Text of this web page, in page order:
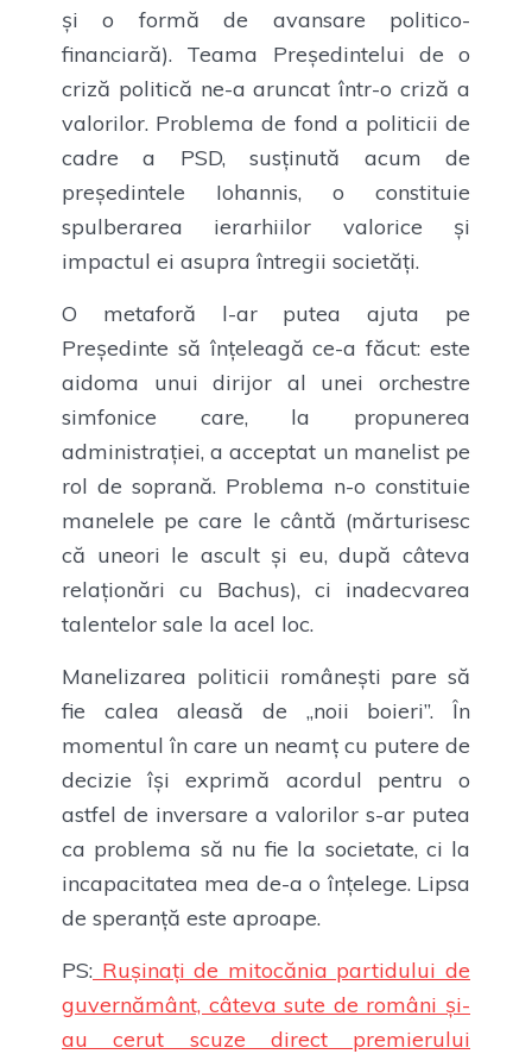
și o formă de avansare politico-
financiară). Teama Președintelui de o
criză politică ne-a aruncat într-o criză a
valorilor. Problema de fond a politicii de
cadre a PSD, susținută acum de
președintele Iohannis, o constituie
spulberarea ierarhiilor valorice și
impactul ei asupra întregii societăți.
O metaforă l-ar putea ajuta pe
Președinte să înțeleagă ce-a făcut: este
aidoma unui dirijor al unei orchestre
simfonice care, la propunerea
administrației, a acceptat un manelist pe
rol de soprană. Problema n-o constituie
manelele pe care le cântă (mărturisesc
că uneori le ascult și eu, după câteva
relaționări cu Bachus), ci inadecvarea
talentelor sale la acel loc.
Manelizarea politicii românești pare să
fie calea aleasă de „noii boieri”. În
momentul în care un neamț cu putere de
decizie își exprimă acordul pentru o
astfel de inversare a valorilor s-ar putea
ca problema să nu fie la societate, ci la
incapacitatea mea de-a o înțelege. Lipsa
de speranță este aproape.
PS: Rușinați de mitocănia partidului de
guvernământ, câteva sute de români și-
au cerut scuze direct premierului